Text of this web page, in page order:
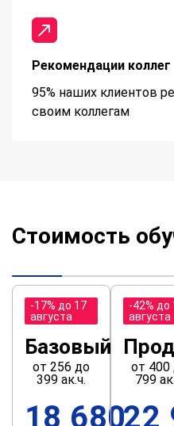
Рекомендации коллег
95% наших клиентов
своим коллегам
Стоимость
-17% до 17
августа
Базовый
от 256 до
399 ак.ч.
18 680
-42% до
августа
от 400
799
22